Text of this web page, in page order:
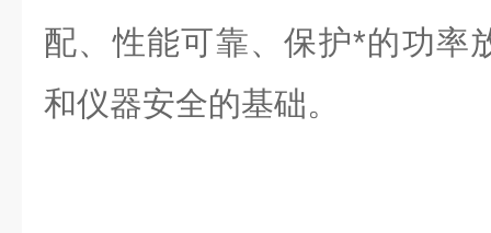
配、性能可靠、保护*的功率
和仪器安全的基础。